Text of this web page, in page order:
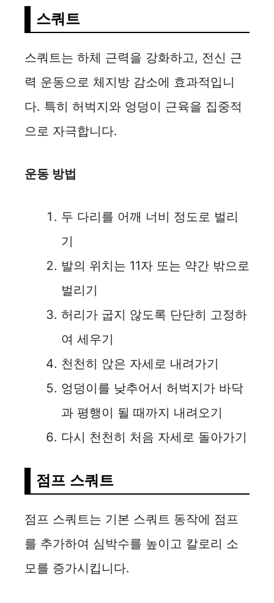
스쿼트
스쿼트는 하체 근력을 강화하고, 전신 근
력 운동으로 체지방 감소에 효과적입니
다. 특히 허벅지와 엉덩이 근육을 집중적
으로 자극합니다.
운동 방법
두 다리를 어깨 너비 정도로 벌리
기
발의 위치는 11자 또는 약간 밖으로
벌리기
허리가 굽지 않도록 단단히 고정하
여 세우기
천천히 앉은 자세로 내려가기
엉덩이를 낮추어서 허벅지가 바닥
과 평행이 될 때까지 내려오기
다시 천천히 처음 자세로 돌아가기
점프 스쿼트
점프 스쿼트는 기본 스쿼트 동작에 점프
를 추가하여 심박수를 높이고 칼로리 소
모를 증가시킵니다.